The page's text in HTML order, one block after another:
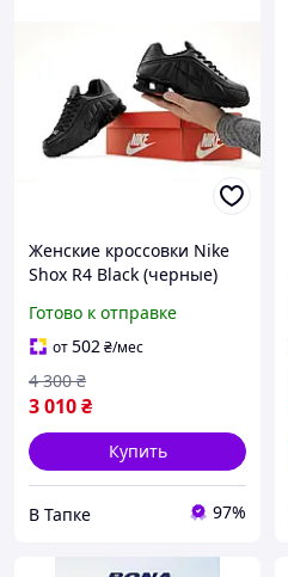
Женские кроссовки Nike
Shox R4 Black (черные)
кожана Y15436
Готово к отправке
от502₴/мес
3 010₴
4 300 ₴
Купить
В Тапке 97%